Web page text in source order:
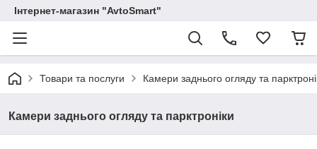
Інтернет-магазин "AvtoSmart"
Товари та послуги Камери заднього огляду та
Камери заднього огляду та парктроніки